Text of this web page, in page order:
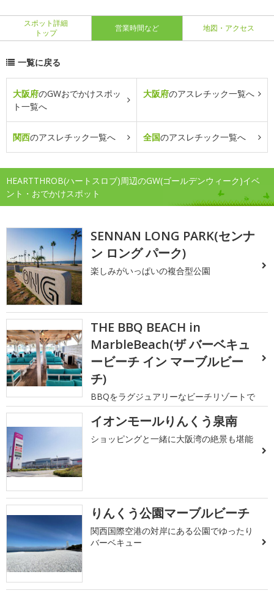
スポット詳細
トップ
営業時間など 地図・アクセス
一覧に戻る
大阪府のGWおでかけスポッ
ト一覧へ
大阪府のアスレチック一覧へ
関西のアスレチック一覧へ 全国のアスレチック一覧へ
HEARTTHROB(ハートスロブ)周辺のGW(ゴールデンウィーク)イベ
ント・おでかけスポット
SENNAN LONG PARK(センナ
ン ロング パーク)
楽しみがいっぱいの複合型公園
THE BBQ BEACH in
MarbleBeach(ザ バーベキュ
ービーチ イン マーブルビー
チ)
BBQをラグジュアリーなビーチリゾートで
イオンモールりんくう泉南
ショッピングと一緒に大阪湾の絶景も堪能
りんくう公園マーブルビーチ
関西国際空港の対岸にある公園でゆったり
バーベキュー